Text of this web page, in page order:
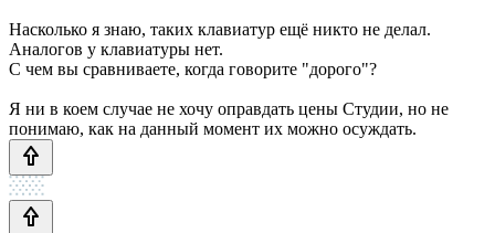
Насколько я знаю, таких клавиатур ещё никто не делал.
Аналогов у клавиатуры нет.
С чем вы сравниваете, когда говорите "дорого"?
Я ни в коем случае не хочу оправдать цены Студии, но не
понимаю, как на данный момент их можно осуждать.